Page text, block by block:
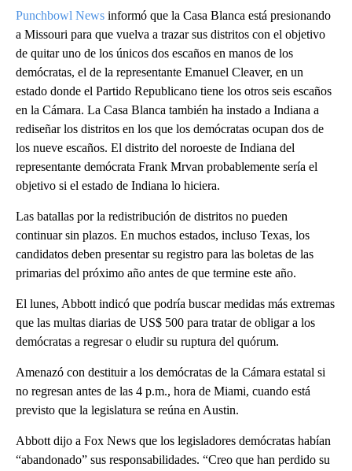
Punchbowl News informó que la Casa Blanca está presionando
a Missouri para que vuelva a trazar sus distritos con el objetivo
de quitar uno de los únicos dos escaños en manos de los
demócratas, el de la representante Emanuel Cleaver, en un
estado donde el Partido Republicano tiene los otros seis escaños
en la Cámara. La Casa Blanca también ha instado a Indiana a
rediseñar los distritos en los que los demócratas ocupan dos de
los nueve escaños. El distrito del noroeste de Indiana del
representante demócrata Frank Mrvan probablemente sería el
objetivo si el estado de Indiana lo hiciera.
Las batallas por la redistribución de distritos no pueden
continuar sin plazos. En muchos estados, incluso Texas, los
candidatos deben presentar su registro para las boletas de las
primarias del próximo año antes de que termine este año.
El lunes, Abbott indicó que podría buscar medidas más extremas
que las multas diarias de US$ 500 para tratar de obligar a los
demócratas a regresar o eludir su ruptura del quórum.
Amenazó con destituir a los demócratas de la Cámara estatal si
no regresan antes de las 4 p.m., hora de Miami, cuando está
previsto que la legislatura se reúna en Austin.
Abbott dijo a Fox News que los legisladores demócratas habían
“abandonado” sus responsabilidades. “Creo que han perdido su